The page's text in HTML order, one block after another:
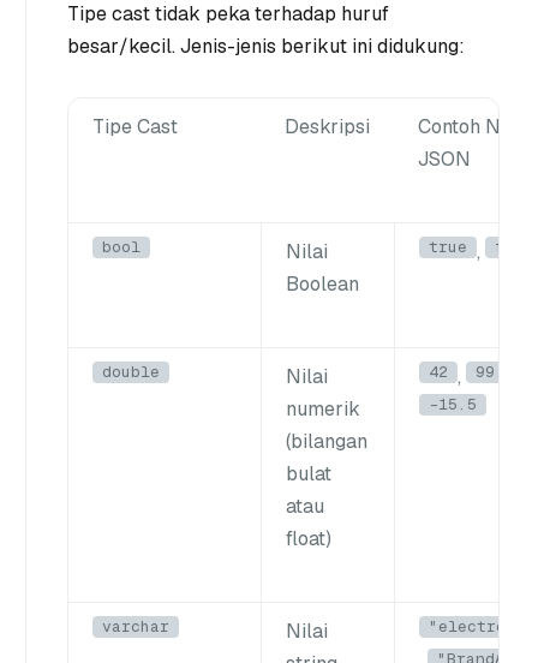
Tipe cast tidak peka terhadap huruf
besar/kecil. Jenis-jenis berikut ini didukung:
Tipe Cast Deskripsi
Contoh Nilai
JSON
bool
Nilai
Boolean
true ,
double
Nilai
numerik
(bilangan
bulat
atau
float)
42 , 99.99
-15.5
varchar
Nilai